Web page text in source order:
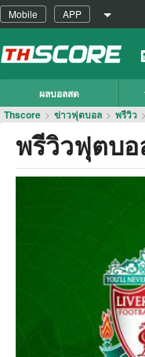
Mobile APP
ผลบอลสด
Thscore > ข่าวฟุตบอล > พรีวิว >
พรีวิวฟุตบอ